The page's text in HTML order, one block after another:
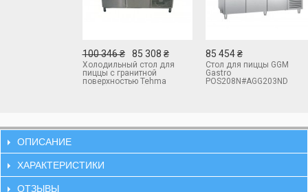
100 346 ₴ 85 308 ₴
Холодильный стол для
пиццы с гранитной
поверхностью Tehma
85 454 ₴
Стол для пиццы GGM
Gastro
POS208N#AGG203ND
ОПИСАНИЕ
ХАРАКТЕРИСТИКИ
ОТЗЫВЫ